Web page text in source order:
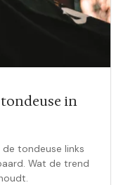
in
tondeuse links
Wat de trend